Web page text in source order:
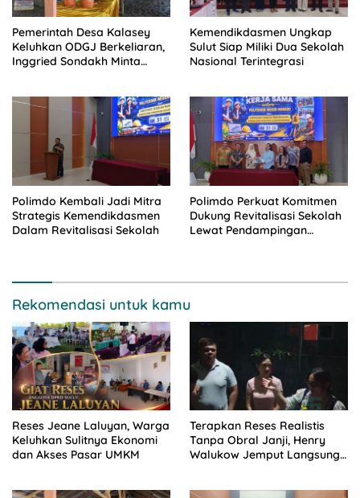
Pemerintah Desa Kalasey
Keluhkan ODGJ Berkeliaran,
Inggried Sondakh Minta
Kemendikdasmen Ungkap
Sulut Siap Miliki Dua Sekolah
Nasional Terintegrasi
Polimdo Kembali Jadi Mitra
Strategis Kemendikdasmen
Dalam Revitalisasi Sekolah
Polimdo Perkuat Komitmen
Dukung Revitalisasi Sekolah
Lewat Pendampingan
Rekomendasi untuk kamu
Reses Jeane Laluyan, Warga
Keluhkan Sulitnya Ekonomi
dan Akses Pasar UMKM
Terapkan Reses Realistis
Tanpa Obral Janji, Henry
Walukow Jemput Langsung